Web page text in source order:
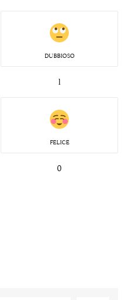
DUBBIOSO
1
FELICE
0